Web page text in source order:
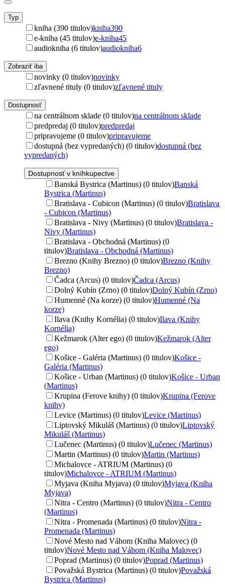
Typ
kniha (390 titulov)kniha390
e-kniha (45 titulov)e-kniha45
audiokniha (6 titulov)audiokniha6
Zobraziť iba
novinky (0 titulov)novinky
zľavnené tituly (0 titulov)zľavnené tituly
Dostupnosť
na centrálnom sklade (0 titulov)na centrálnom sklade
predpredaj (0 titulov)predpredaj
pripravujeme (0 titulov)pripravujeme
dostupná (bez vypredaných) (0 titulov)dostupná (bez
vypredaných)
Dostupnosť v kníhkupectve
Banská Bystrica (Martinus) (0 titulov)Banská
Bystrica (Martinus)
Bratislava - Cubicon (Martinus) (0 titulov)Bratislava
- Cubicon (Martinus)
Bratislava - Nivy (Martinus) (0 titulov)Bratislava -
Nivy (Martinus)
Bratislava - Obchodná (Martinus) (0
titulov)Bratislava - Obchodná (Martinus)
Brezno (Knihy Brezno) (0 titulov)Brezno (Knihy
Brezno)
Čadca (Arcus) (0 titulov)Čadca (Arcus)
Dolný Kubín (Zrno) (0 titulov)Dolný Kubín (Zrno)
Humenné (Na korze) (0 titulov)Humenné (Na
korze)
Ilava (Knihy Kornélia) (0 titulov)Ilava (Knihy
Kornélia)
Kežmarok (Alter ego) (0 titulov)Kežmarok (Alter
ego)
Košice - Galéria (Martinus) (0 titulov)Košice -
Galéria (Martinus)
Košice - Urban (Martinus) (0 titulov)Košice - Urban
(Martinus)
Krupina (Ferove knihy) (0 titulov)Krupina (Ferove
knihy)
Levice (Martinus) (0 titulov)Levice (Martinus)
Liptovský Mikuláš (Martinus) (0 titulov)Liptovský
Mikuláš (Martinus)
Lučenec (Martinus) (0 titulov)Lučenec (Martinus)
Martin (Martinus) (0 titulov)Martin (Martinus)
Michalovce - ATRIUM (Martinus) (0
titulov)Michalovce - ATRIUM (Martinus)
Myjava (Kniha Myjava) (0 titulov)Myjava (Kniha
Myjava)
Nitra - Centro (Martinus) (0 titulov)Nitra - Centro
(Martinus)
Nitra - Promenada (Martinus) (0 titulov)Nitra -
Promenada (Martinus)
Nové Mesto nad Váhom (Kniha Malovec) (0
titulov)Nové Mesto nad Váhom (Kniha Malovec)
Poprad (Martinus) (0 titulov)Poprad (Martinus)
Považská Bystrica (Martinus) (0 titulov)Považská
Bystrica (Martinus)